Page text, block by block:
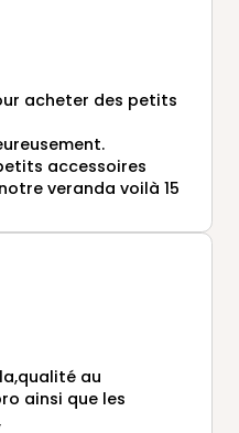
acheter des petits
accessoires
veranda voilà 15
au
ainsi que les